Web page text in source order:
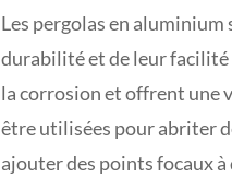
Les pergolas en
durabilité et de leur facilité
la corrosion et offrent une
être utilisées pour abriter
ajouter des points focaux à